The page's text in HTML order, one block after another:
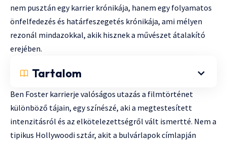
nem pusztán egy karrier krónikája, hanem egy folyamatos
önfelfedezés és határfeszegetés krónikája, ami mélyen
rezonál mindazokkal, akik hisznek a művészet átalakító
erejében.
Tartalom
Ben Foster karrierje valóságos utazás a filmtörténet
különböző tájain, egy színészé, aki a megtestesített
intenzitásról és az elkötelezettségről vált ismertté. Nem a
tipikus Hollywoodi sztár, akit a bulvárlapok címlapján